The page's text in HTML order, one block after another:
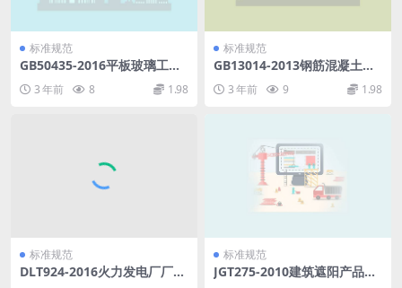
标准规范
GB50435-2016平板玻璃工厂
3 年前 8 1.98
标准规范
GB13014-2013钢筋混凝土用
3 年前 9 1.98
标准规范
DLT924-2016火力发电厂厂级
标准规范
JGT275-2010建筑遮阳产品误